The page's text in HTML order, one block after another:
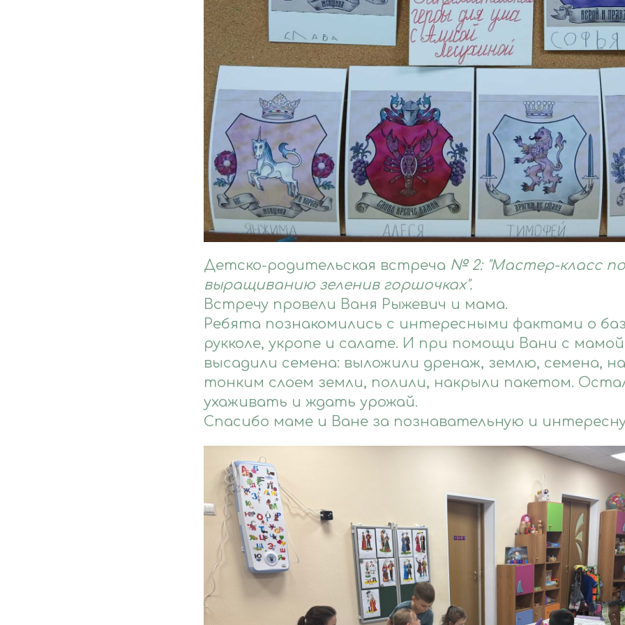
Детско-родительская встреча № 2: "Мастер-класс по
выращиванию зеленив горшочках".
Встречу провели Ваня Рыжевич и мама.
Ребята познакомились с интересными фактами о
рукколе, укропе и салате. И при помощи Вани с
высадили семена: выложили дренаж, землю, семена,
тонким слоем земли, полили, накрыли пакетом.
ухаживать и ждать урожай.
Спасибо маме и Ване за познавательную и